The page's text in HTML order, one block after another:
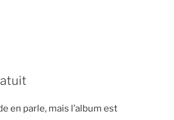
en parle, mais l’album est